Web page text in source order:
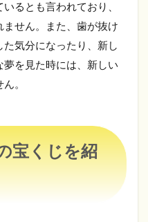
るとも言われており、
せん。また、歯が抜け
気分になったり、新し
を見た時には、新しい
。
宝くじを紹